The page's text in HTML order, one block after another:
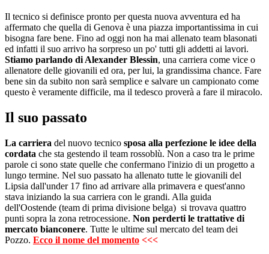
Il tecnico si definisce pronto per questa nuova avventura ed ha
affermato che quella di Genova è una piazza importantissima in cui
bisogna fare bene. Fino ad oggi non ha mai allenato team blasonati
ed infatti il suo arrivo ha sorpreso un po' tutti gli addetti ai lavori.
Stiamo parlando di Alexander Blessin, una carriera come vice o
allenatore delle giovanili ed ora, per lui, la grandissima chance. Fare
bene sin da subito non sarà semplice e salvare un campionato come
questo è veramente difficile, ma il tedesco proverà a fare il miracolo.
Il suo passato
La carriera del nuovo tecnico sposa alla perfezione le idee della
cordata che sta gestendo il team rossoblù. Non a caso tra le prime
parole ci sono state quelle che confermano l'inizio di un progetto a
lungo termine. Nel suo passato ha allenato tutte le giovanili del
Lipsia dall'under 17 fino ad arrivare alla primavera e quest'anno
stava iniziando la sua carriera con le grandi. Alla guida
dell'Oostende (team di prima divisione belga) si trovava quattro
punti sopra la zona retrocessione. Non perderti le trattative di
mercato bianconere. Tutte le ultime sul mercato del team dei
Pozzo. Ecco il nome del momento <<<